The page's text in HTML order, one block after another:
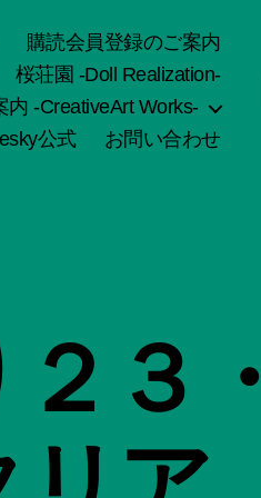
購読会員登録のご案内
桜荘園 -Doll Realization-
内 -CreativeArt Works-
公式 お問い合わせ
３・